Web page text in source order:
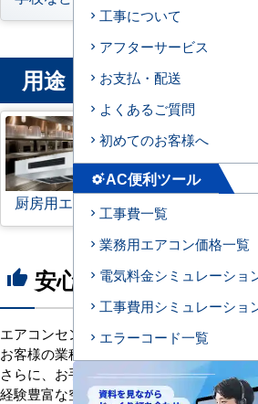
用途 から業務用エアコ
厨房用エアコン 寒冷地用エ
thumb_up 安心の8つのポイント
エアコンセンターACは、「格安＋α」の
お客様の業種や施設の形態に合わせて、
さらに、お手入れのしやすさやメンテナ
経験豊富な空調技術者が現場の状況やご
工事について
アフターサービス
お支払・配送
よくあるご質問
初めてのお客様へ
settings_suggestAC便利ツール
工事費一覧
業務用エアコン価格一覧
電気料金シミュレーショ
工事費用シミュレーショ
エラーコード一覧